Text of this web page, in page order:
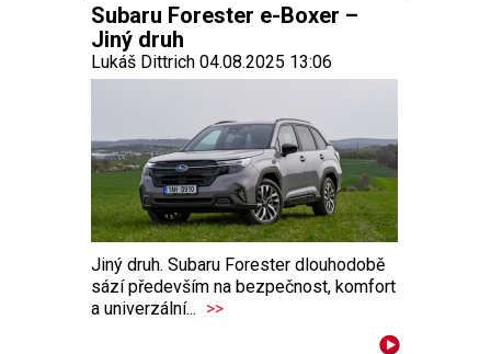
Subaru Forester e-Boxer –
Jiný druh
Lukáš Dittrich 04.08.2025 13:06
Jiný druh. Subaru Forester dlouhodobě
sází především na bezpečnost, komfort
a univerzální... >>